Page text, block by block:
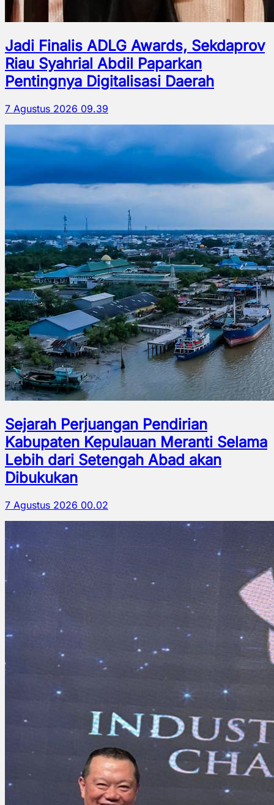
Jadi Finalis ADLG Awards, Sekdaprov
Riau Syahrial Abdil Paparkan
Pentingnya Digitalisasi Daerah
7 Agustus 2026 09.39
Sejarah Perjuangan Pendirian
Kabupaten Kepulauan Meranti Selama
Lebih dari Setengah Abad akan
Dibukukan
7 Agustus 2026 00.02